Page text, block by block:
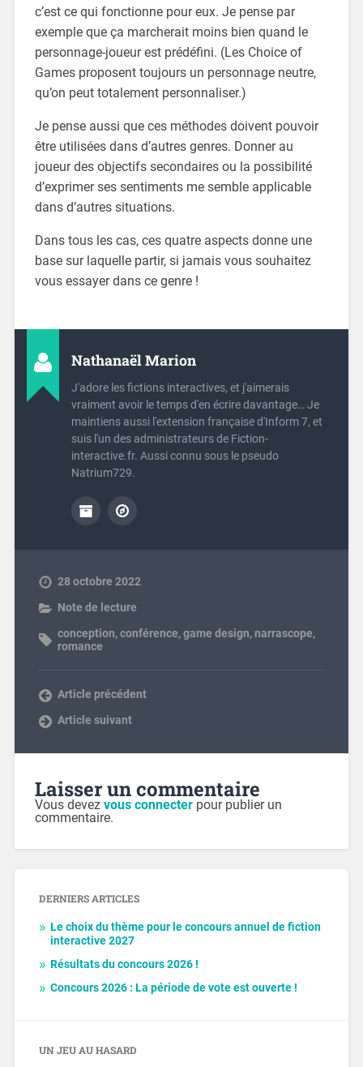
c’est ce qui fonctionne pour eux. Je pense par
exemple que ça marcherait moins bien quand le
personnage-joueur est prédéfini. (Les Choice of
Games proposent toujours un personnage neutre,
qu’on peut totalement personnaliser.)
Je pense aussi que ces méthodes doivent pouvoir
être utilisées dans d’autres genres. Donner au
joueur des objectifs secondaires ou la possibilité
d’exprimer ses sentiments me semble applicable
dans d’autres situations.
Dans tous les cas, ces quatre aspects donne une
base sur laquelle partir, si jamais vous souhaitez
vous essayer dans ce genre !
Nathanaël Marion
J'adore les fictions interactives, et j'aimerais
vraiment avoir le temps d'en écrire davantage… Je
maintiens aussi l'extension française d'Inform 7, et
suis l'un des administrateurs de Fiction-
interactive.fr. Aussi connu sous le pseudo
Natrium729.
28 octobre 2022
Note de lecture
conception,conférence,game design,narrascope,
romance
Article précédent
Article suivant
Laisser un commentaire
Vous devez vous connecterpour publier un
commentaire.
DERNIERS ARTICLES
Le choix du thème pour le concours annuel de fiction
interactive 2027
Résultats du concours 2026 !
Concours 2026 : La période de vote est ouverte !
UN JEU AU HASARD